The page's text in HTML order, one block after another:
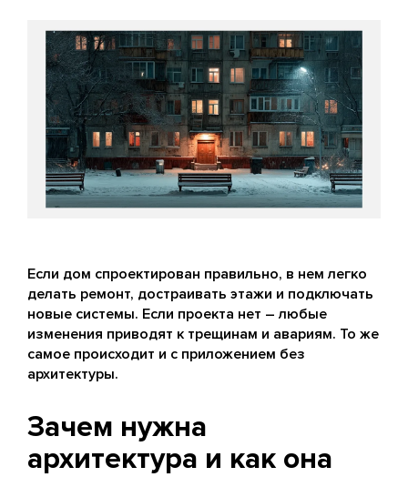
Если дом спроектирован правильно, в нем легко
делать ремонт, достраивать этажи и подключать
новые системы. Если проекта нет – любые
изменения приводят к трещинам и авариям. То же
самое происходит и с приложением без
архитектуры.
Зачем нужна
архитектура и как она